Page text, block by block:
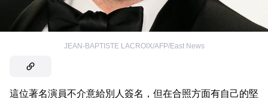
JEAN-BAPTISTE LACROIX/AFP/East News
這位著名演員不介意給別人簽名，但在合照方面有自己的堅